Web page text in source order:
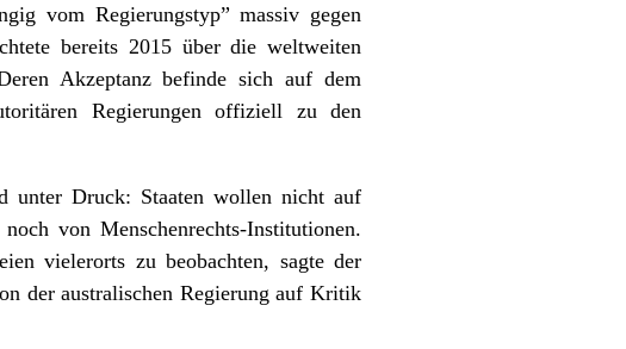
vom Regierungstyp” massiv gegen
bereits 2015 über die weltweiten
Akzeptanz befinde sich auf dem
Regierungen offiziell zu den
unter Druck: Staaten wollen nicht auf
von Menschenrechts-Institutionen.
vielerorts zu beobachten, sagte der
der australischen Regierung auf Kritik